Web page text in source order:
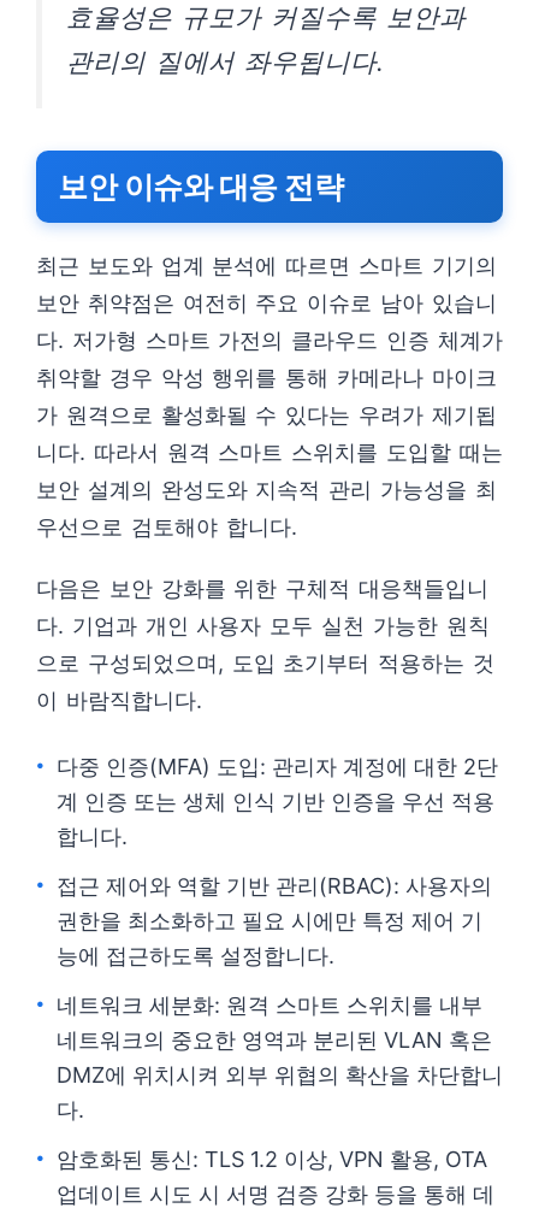
효율성은 규모가 커질수록 보안과
관리의 질에서 좌우됩니다.
보안 이슈와 대응 전략
최근 보도와 업계 분석에 따르면 스마트 기기의
보안 취약점은 여전히 주요 이슈로 남아 있습니
다. 저가형 스마트 가전의 클라우드 인증 체계가
취약할 경우 악성 행위를 통해 카메라나 마이크
가 원격으로 활성화될 수 있다는 우려가 제기됩
니다. 따라서 원격 스마트 스위치를 도입할 때는
보안 설계의 완성도와 지속적 관리 가능성을 최
우선으로 검토해야 합니다.
다음은 보안 강화를 위한 구체적 대응책들입니
다. 기업과 개인 사용자 모두 실천 가능한 원칙
으로 구성되었으며, 도입 초기부터 적용하는 것
이 바람직합니다.
다중 인증(MFA) 도입: 관리자 계정에 대한 2단
계 인증 또는 생체 인식 기반 인증을 우선 적용
합니다.
접근 제어와 역할 기반 관리(RBAC): 사용자의
권한을 최소화하고 필요 시에만 특정 제어 기
능에 접근하도록 설정합니다.
네트워크 세분화: 원격 스마트 스위치를 내부
네트워크의 중요한 영역과 분리된 VLAN 혹은
DMZ에 위치시켜 외부 위협의 확산을 차단합니
다.
암호화된 통신: TLS 1.2 이상, VPN 활용, OTA
업데이트 시도 시 서명 검증 강화 등을 통해 데